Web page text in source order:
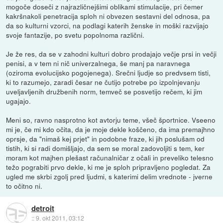
mogoče doseči z najrazličnejšimi oblikami stimulacije, pri čemer
kakršnakoli penetracija sploh ni obvezen sestavni del odnosa, pa
da so kulturni vzorci, na podlagi katerih ženske in moški razvijajo
svoje fantazije, po svetu popolnoma različni.
Je že res, da se v zahodni kulturi dobro prodajajo večje prsi in večji
penisi, a v tem ni nič univerzalnega, še manj pa naravnega
(oziroma evolucijsko pogojenega). Srečni ljudje so predvsem tisti,
ki to razumejo, zaradi česar ne čutijo potrebe po izpolnjevanju
uveljavljenih družbenih norm, temveč se posvetijo rečem, ki jim
ugajajo.
Meni so, ravno nasprotno kot avtorju teme, všeč športnice. Vseeno
mi je, če mi kdo očita, da je moje dekle koščeno, da ima premajhno
oprsje, da "nimaš kej prjet" in podobne fraze, ki jih poslušam od
tistih, ki si radi domišljajo, da sem se moral zadovoljiti s tem, ker
moram kot majhen plešast računalničar z očali in preveliko telesno
težo pograbiti prvo dekle, ki me je sploh pripravljeno pogledat. Za
ugled me skrbi zgolj pred ljudmi, s katerimi delim vrednote - jverne
to očitno ni.
detroit
::9. okt 2011, 03:12